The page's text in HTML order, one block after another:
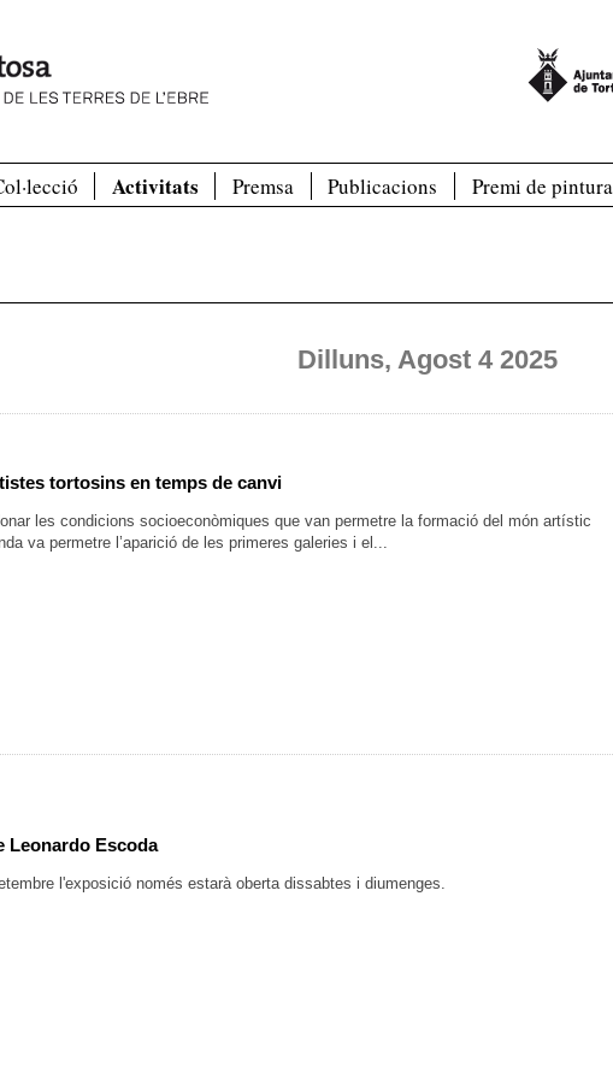
Activitats Premsa Publicacions Premi de pintura
Dilluns, Agost 4 2025
tortosins en temps de canvi
les condicions socioeconòmiques que van permetre la formació del món artístic
va permetre l’aparició de les primeres galeries i el...
Leonardo Escoda
l'exposició només estarà oberta dissabtes i diumenges.